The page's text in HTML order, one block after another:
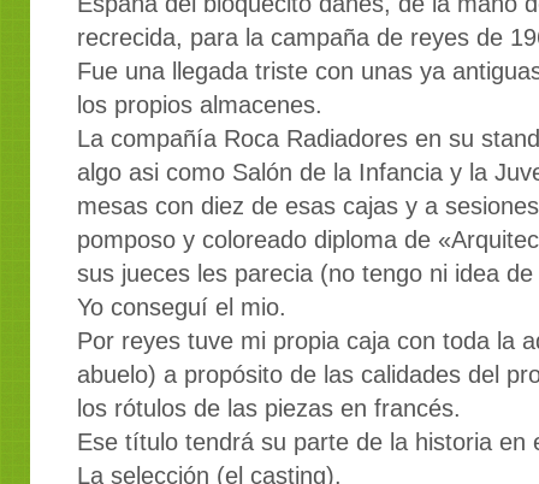
recrecida, para la campaña de reyes de
Fue una llegada triste con unas ya
los propios almacenes.
La compañía Roca Radiadores en su
algo asi como Salón de la Infancia y la
mesas con diez de esas cajas y a
pomposo y coloreado diploma de
sus jueces les parecia (no tengo ni idea
Yo conseguí el mio.
Por reyes tuve mi propia caja con toda la
abuelo) a propósito de las calidades del
los rótulos de las piezas en francés.
Ese título tendrá su parte de la historia en
La selección (el casting).